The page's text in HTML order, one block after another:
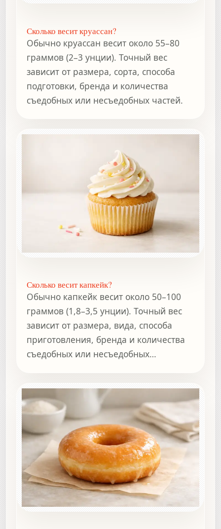
Сколько весит круассан?
Обычно круассан весит около 55–80
граммов (2–3 унции). Точный вес
зависит от размера, сорта, способа
подготовки, бренда и количества
съедобных или несъедобных частей.
Сколько весит капкейк?
Обычно капкейк весит около 50–100
граммов (1,8–3,5 унции). Точный вес
зависит от размера, вида, способа
приготовления, бренда и количества
съедобных или несъедобных